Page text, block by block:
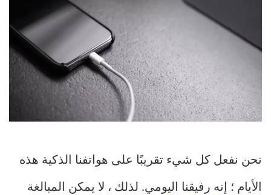
نحن نفعل كل شيء تقريبًا على هواتفنا الذكية هذه
الأيام ؛ إنه رفيقنا اليومي. لذلك ، لا يمكن المبالغة